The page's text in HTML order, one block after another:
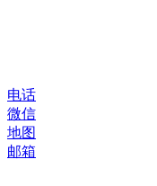
电话
微信
地图
邮箱